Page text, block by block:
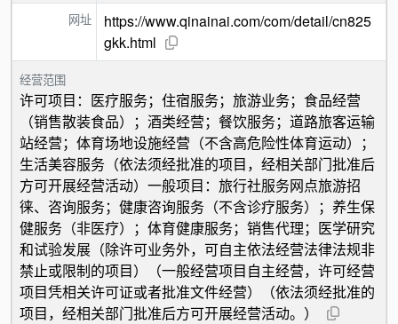
网址
https://www.qinainai.com/com/detail/cn825
gkk.html
经营范围
许可项目：医疗服务；住宿服务；旅游业务；食品经营
（销售散装食品）；酒类经营；餐饮服务；道路旅客运输
站经营；体育场地设施经营（不含高危险性体育运动）；
生活美容服务（依法须经批准的项目，经相关部门批准后
方可开展经营活动）一般项目：旅行社服务网点旅游招
徕、咨询服务；健康咨询服务（不含诊疗服务）；养生保
健服务（非医疗）；体育健康服务；销售代理；医学研究
和试验发展（除许可业务外，可自主依法经营法律法规非
禁止或限制的项目）（一般经营项目自主经营，许可经营
项目凭相关许可证或者批准文件经营）（依法须经批准的
项目，经相关部门批准后方可开展经营活动。）